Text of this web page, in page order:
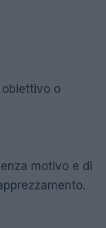
o
motivo e di